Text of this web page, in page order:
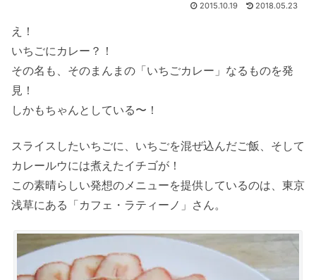
2015.10.19 2018.05.23
え！
いちごにカレー？！
その名も、そのまんまの「いちごカレー」なるものを発
見！
しかもちゃんとしている〜！
スライスしたいちごに、いちごを混ぜ込んだご飯、そして
カレールウには煮えたイチゴが！
この素晴らしい発想のメニューを提供しているのは、東京
浅草にある「カフェ・ラティーノ」さん。